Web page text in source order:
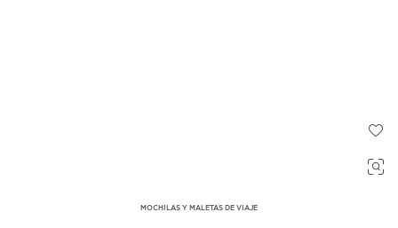
MOCHILAS Y MALETAS DE VIAJE